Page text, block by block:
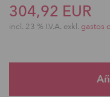
304,92 EUR
incl. 23 % I.V.A. exkl. gastos